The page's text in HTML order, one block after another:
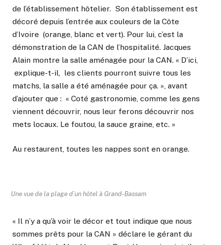
de l’établissement hôtelier. Son établissement est
décoré depuis l’entrée aux couleurs de la Côte
d’Ivoire (orange, blanc et vert). Pour lui, c’est la
démonstration de la CAN de l’hospitalité. Jacques
Alain montre la salle aménagée pour la CAN. « D’ici,
explique-t-il, les clients pourront suivre tous les
matchs, la salle a été aménagée pour ça. », avant
d’ajouter que : « Coté gastronomie, comme les gens
viennent découvrir, nous leur ferons découvrir nos
mets locaux. Le foutou, la sauce graine, etc. »
Au restaurent, toutes les nappes sont en orange.
Une vue de la plage d’un hôtel à Grand-Bassam
« Il n’y a qu’à voir le décor et tout indique que nous
sommes prêts pour la CAN » déclare le gérant du